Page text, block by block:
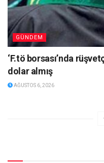
GÜNDEM
‘F.tö borsası’nda
dolar almış
AĞUSTOS 6, 2026